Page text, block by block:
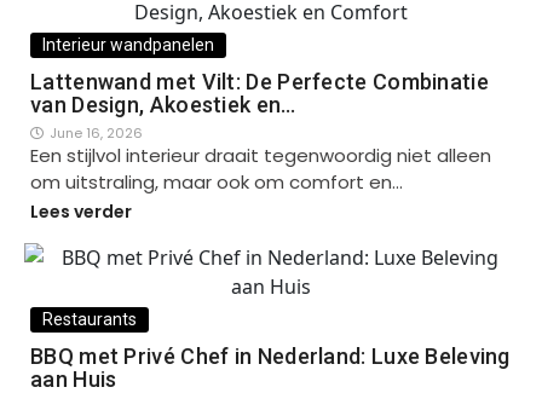
Interieur wandpanelen
Lattenwand met Vilt: De Perfecte Combinatie
van Design, Akoestiek en…
June 16, 2026
Een stijlvol interieur draait tegenwoordig niet alleen
om uitstraling, maar ook om comfort en…
Lees verder
Restaurants
BBQ met Privé Chef in Nederland: Luxe Beleving
aan Huis